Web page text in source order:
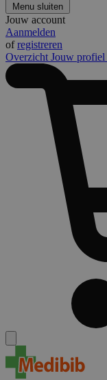
Menu sluiten
Jouw account
Aanmelden
ofregistreren
Overzicht Jouw profiel